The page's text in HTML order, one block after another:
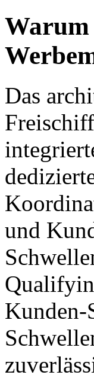
Das
und
Kunden-